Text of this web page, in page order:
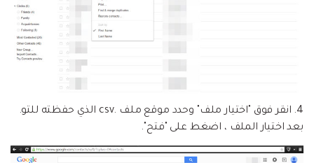
4. انقر فوق "اختيار ملف" وحدد موقع ملف .csv الذي حفظته للتو.
بعد اختيار الملف ، اضغط على "فتح".